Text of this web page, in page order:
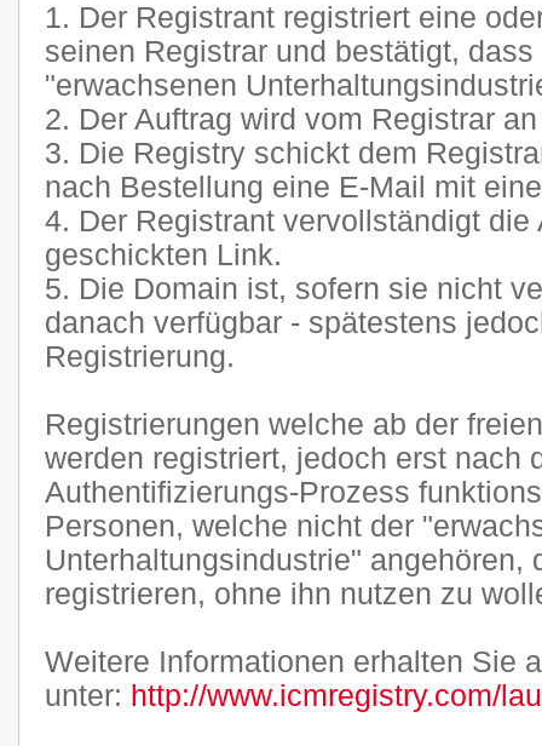
1. Der Registrant registriert eine
seinen Registrar und bestätigt,
"erwachsenen
2. Der Auftrag wird vom Registrar
3. Die Registry schickt dem
nach Bestellung eine E-Mail mit
4. Der Registrant vervollständigt
geschickten Link.
5. Die Domain ist, sofern sie nicht
danach verfügbar - spätestens
Registrierung.
Registrierungen welche ab der
werden registriert, jedoch erst nach
Authentifizierungs-Prozess
Personen, welche nicht der
Unterhaltungsindustrie" angehören,
registrieren, ohne ihn nutzen zu
Weitere Informationen erhalten Sie
unter: http://www.icmregistry.com/